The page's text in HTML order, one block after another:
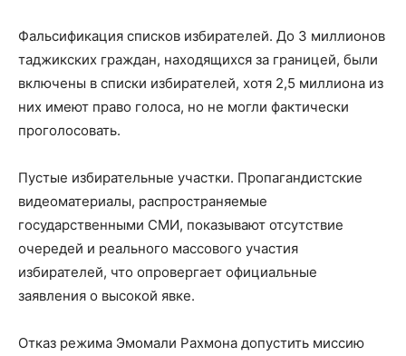
Фальсификация списков избирателей. До 3 миллионов
таджикских граждан, находящихся за границей, были
включены в списки избирателей, хотя 2,5 миллиона из
них имеют право голоса, но не могли фактически
проголосовать.
Пустые избирательные участки. Пропагандистские
видеоматериалы, распространяемые
государственными СМИ, показывают отсутствие
очередей и реального массового участия
избирателей, что опровергает официальные
заявления о высокой явке.
Отказ режима Эмомали Рахмона допустить миссию